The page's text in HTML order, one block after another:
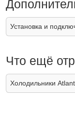
Установка и
Что ещё
Холодильники Atlant